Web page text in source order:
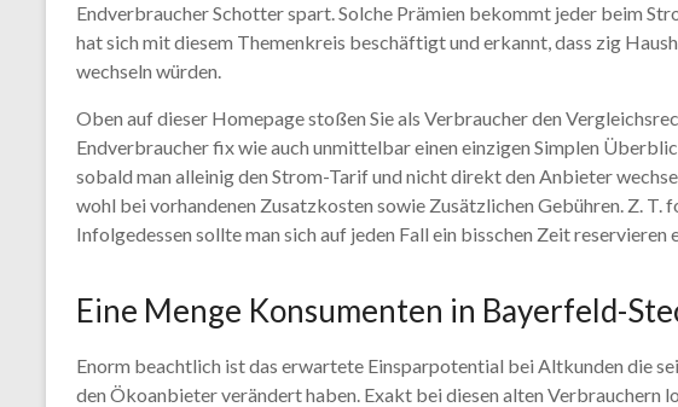
Endverbraucher Schotter spart. Solche Prämien bekommt jeder beim
hat sich mit diesem Themenkreis beschäftigt und erkannt, dass zig
wechseln würden.
Oben auf dieser Homepage stoßen Sie als Verbraucher den
Endverbraucher fix wie auch unmittelbar einen einzigen Simplen
sobald man alleinig den Strom-Tarif und nicht direkt den Anbieter
wohl bei vorhandenen Zusatzkosten sowie Zusätzlichen Gebühren. Z.
Infolgedessen sollte man sich auf jeden Fall ein bisschen Zeit
Eine Menge Konsumenten in Bayerfeld-
Enorm beachtlich ist das erwartete Einsparpotential bei Altkunden die
den Ökoanbieter verändert haben. Exakt bei diesen alten Verbrauchern